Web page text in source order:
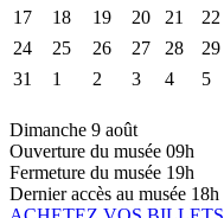
17
18 19 20 21 22
24
25 26 27 28 29
31
1 2 3 4 5
Dimanche 9 août
Ouverture du musée 09h
Fermeture du musée 19h
Dernier accès au musée 18h